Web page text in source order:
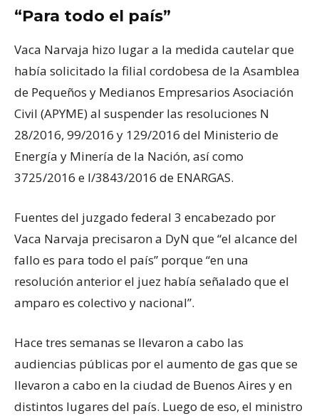
“Para todo el país”
Vaca Narvaja hizo lugar a la medida cautelar que
había solicitado la filial cordobesa de la Asamblea
de Pequeños y Medianos Empresarios Asociación
Civil (APYME) al suspender las resoluciones N
28/2016, 99/2016 y 129/2016 del Ministerio de
Energía y Minería de la Nación, así como
3725/2016 e I/3843/2016 de ENARGAS.
Fuentes del juzgado federal 3 encabezado por
Vaca Narvaja precisaron a DyN que “el alcance del
fallo es para todo el país” porque “en una
resolución anterior el juez había señalado que el
amparo es colectivo y nacional”.
Hace tres semanas se llevaron a cabo las
audiencias públicas por el aumento de gas que se
llevaron a cabo en la ciudad de Buenos Aires y en
distintos lugares del país. Luego de eso, el ministro